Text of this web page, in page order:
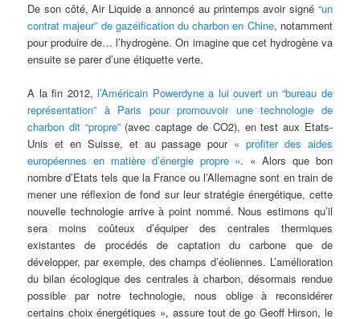
De son côté, Air Liquide a annoncé au printemps avoir signé “un
contrat majeur” de gazéification du charbon en Chine, notamment
pour produire de… l’hydrogène. On imagine que cet hydrogène va
ensuite se parer d’une étiquette verte.
A la fin 2012,l’Américain Powerdyne a lui ouvert un “bureau de
représentation” à Paris pour promouvoir une technologie de
charbon dit “propre”(avec captage de CO2), en test aux Etats-
Unis et en Suisse, et au passage pour « profiter des aides
européennes en matière d’énergie propre ». « Alors que bon
nombre d’Etats tels que la France ou l’Allemagne sont en train de
mener une réflexion de fond sur leur stratégie énergétique, cette
nouvelle technologie arrive à point nommé. Nous estimons qu’il
sera moins coûteux d’équiper des centrales thermiques
existantes de procédés de captation du carbone que de
développer, par exemple, des champs d’éoliennes. L’amélioration
du bilan écologique des centrales à charbon, désormais rendue
possible par notre technologie, nous oblige à reconsidérer
certains choix énergétiques », assure tout de go Geoff Hirson, le